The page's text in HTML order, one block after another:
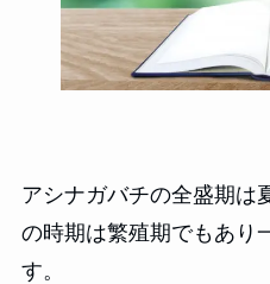
アシナガバチの全盛期は
の時期は繁殖期でもあり
す。